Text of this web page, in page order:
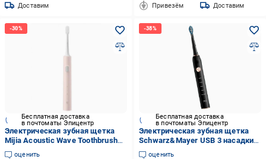
Доставим Привезём Доставим
Бесплатная доставка
в почтоматы Эпицентр
Электрическая зубная щетка
Mijia Acoustic Wave Toothbrush
T200 MES606 Pink
оценить
Бесплатная доставка
в почтоматы Эпицентр
Электрическая зубная щетка
Schwarz&Mayer USB 3 насадки
USB IPX7 Черный (24579724)
оценить